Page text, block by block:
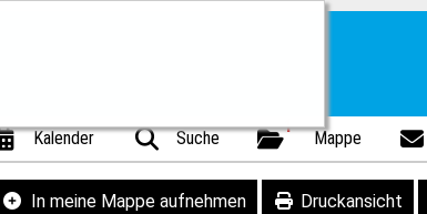
Kalender Suche
1
Mappe
In meine Mappe aufnehmen Druckansicht